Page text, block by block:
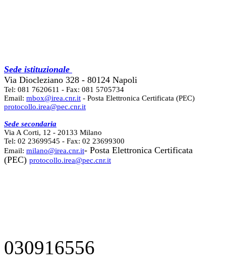
Sede istituzionale
Via Diocleziano 328 - 80124 Napoli
Tel: 081 7620611 - Fax: 081 5705734
Email: mbox@irea.cnr.it - Posta Elettronica Certificata (PEC)
protocollo.irea@pec.cnr.it
Sede secondaria
Via A Corti, 12 - 20133 Milano
Tel: 02 23699545 - Fax: 02 23699300
Email: milano@irea.cnr.it- Posta Elettronica Certificata
(PEC) protocollo.irea@pec.cnr.it
030916556